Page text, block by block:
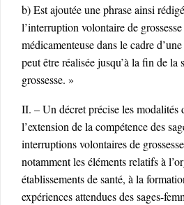
b) Est ajoutée une phrase ainsi
l’interruption volontaire de
médicamenteuse dans le cadre
peut être réalisée jusqu’à la fin de la
grossesse. »
II. – Un décret précise les modalités
l’extension de la compétence des
interruptions volontaires de
notamment les éléments relatifs à
établissements de santé, à la
expériences attendues des sages-